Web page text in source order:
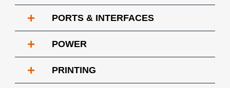
+ PORTS & INTERFACES
+ POWER
+ PRINTING